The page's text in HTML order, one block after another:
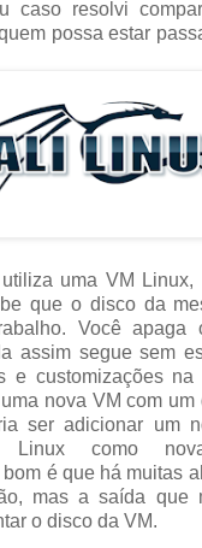
caso resolvi
possa estar
uma VM
que o disco da
Você apaga
assim segue sem
e customizações
nova VM com um
ser adicionar um
Linux como
é que há muitas
mas a saída que
o disco da VM.